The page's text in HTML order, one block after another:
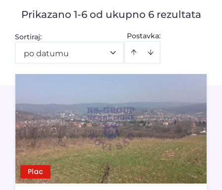
Prikazano 1-6 od ukupno 6 rezultata
Postavka:
Sortiraj:
po datumu
Plac